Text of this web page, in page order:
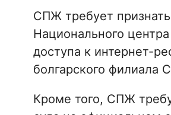
СПЖ требует
Национального
доступа к интернет-
болгарского филиала
Кроме того, СПЖ